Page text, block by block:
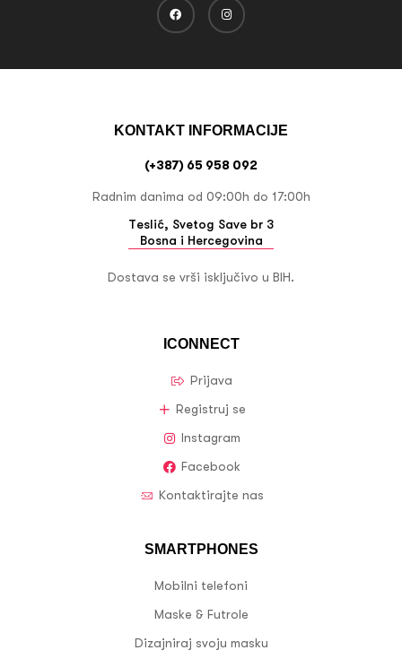
ICONNECT
Prijava
Registruj se
Instagram
Facebook
Kontaktirajte nas
SMARTPHONES
Mobilni telefoni
Maske & Futrole
Dizajniraj svoju masku
KONTAKT INFORMACIJE
(+387) 65 958 092
Radnim danima od 09:00h do 17:00h
Teslić, Svetog Save br 3
Bosna i Hercegovina
Dostava se vrši isključivo u BIH.